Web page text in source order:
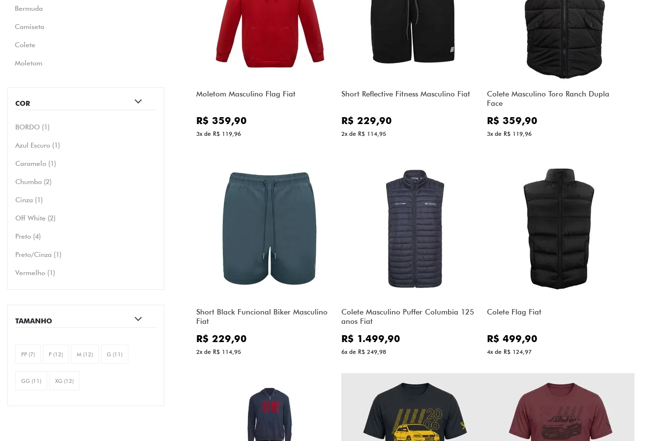
Bermuda
Camiseta
Colete
Moletom
COR
BORDO (1)
Azul Escuro (1)
Caramelo (1)
Chumbo (2)
Cinza (1)
Off White (2)
Preto (4)
Preto/Cinza (1)
Vermelho (1)
TAMANHO
PP (7) P (12) M (12) G (11)
GG (11) XG (12)
Moletom Masculino Flag Fiat
R$ 359,90
3x de R$ 119,96
Short Reflective Fitness Masculino Fiat
R$ 229,90
2x de R$ 114,95
Colete Masculino Toro Ranch Dupla
Face
R$ 359,90
3x de R$ 119,96
Short Black Funcional Biker Masculino
Fiat
R$ 229,90
2x de R$ 114,95
Colete Masculino Puffer Columbia 125
anos Fiat
R$ 1.499,90
6x de R$ 249,98
Colete Flag Fiat
R$ 499,90
4x de R$ 124,97